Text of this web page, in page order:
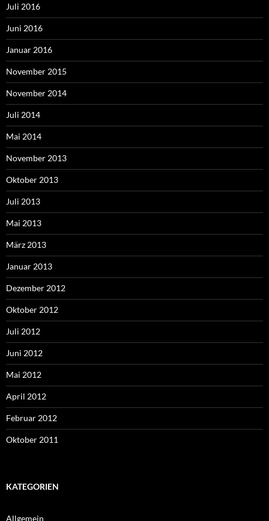
Juli 2016
Juni 2016
Januar 2016
November 2015
November 2014
Juli 2014
Mai 2014
November 2013
Oktober 2013
Juli 2013
Mai 2013
März 2013
Januar 2013
Dezember 2012
Oktober 2012
Juli 2012
Juni 2012
Mai 2012
April 2012
Februar 2012
Oktober 2011
KATEGORIEN
Allgemein